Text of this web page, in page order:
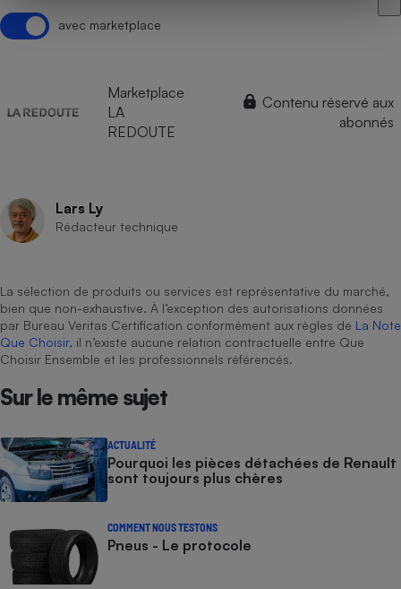
avec marketplace
Marketplace
LA
REDOUTE
Contenu réservé aux
abonnés
Lars Ly
Rédacteur technique
La sélection de produits ou services est représentative du marché,
bien que non-exhaustive. À l’exception des autorisations données
par Bureau Veritas Certification conformément aux règles de La Note
Que Choisir, il n’existe aucune relation contractuelle entre Que
Choisir Ensemble et les professionnels référencés.
Sur le même sujet
ACTUALITÉ
Pourquoi les pièces détachées de Renault
sont toujours plus chères
COMMENT NOUS TESTONS
Pneus - Le protocole